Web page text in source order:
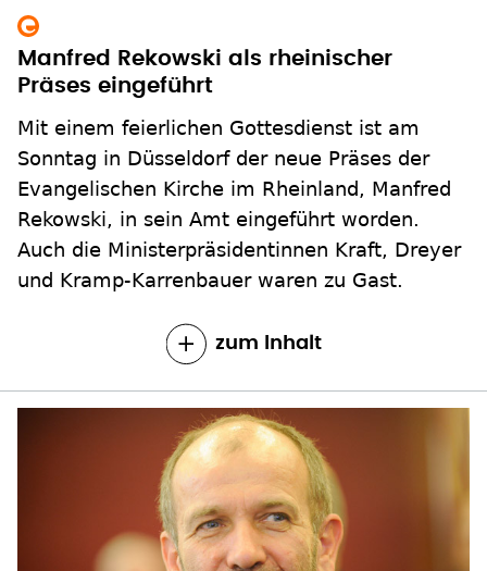
Manfred Rekowski als rheinischer
Präses eingeführt
Mit einem feierlichen Gottesdienst ist am
Sonntag in Düsseldorf der neue Präses der
Evangelischen Kirche im Rheinland, Manfred
Rekowski, in sein Amt eingeführt worden.
Auch die Ministerpräsidentinnen Kraft, Dreyer
und Kramp-Karrenbauer waren zu Gast.
zum Inhalt